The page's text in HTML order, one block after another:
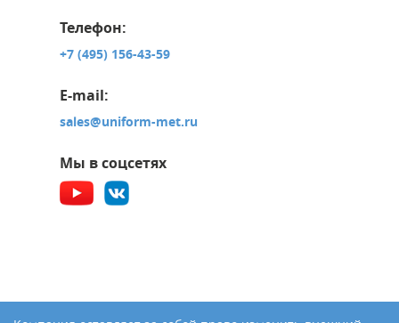
Телефон:
+7 (495) 156-43-59
E-mail:
sales@uniform-met.ru
Мы в соцсетях